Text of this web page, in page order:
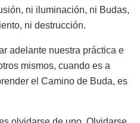
ni iluminación, ni Budas,
ni destrucción.
adelante nuestra práctica e
mismos, cuando es a
el Camino de Buda, es